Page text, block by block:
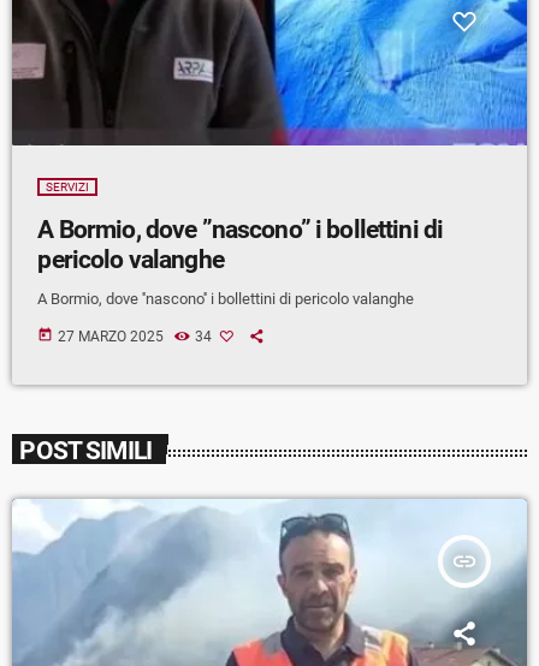
SERVIZI
A Bormio, dove ”nascono” i bollettini di
pericolo valanghe
A Bormio, dove ''nascono'' i bollettini di pericolo valanghe
today 27 MARZO 2025 34
POST SIMILI
insert_link